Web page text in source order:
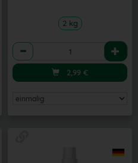
2 kg
Anzahl
2,99 €